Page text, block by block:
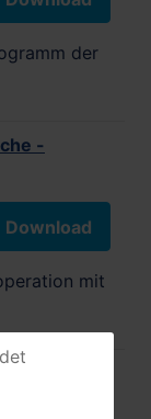
der
-
Download
mit